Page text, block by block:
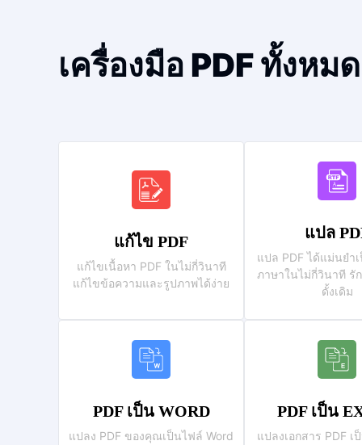
เครื่องมือ PDF ทั้งหม
แก้ไข PDF
แก้ไขเนื้อหา PDF ในไม่กี่วินาที
แก้ไขข้อความและรูปภาพได้ง่าย
แปล
แปล PDF ได้แม่นยำ
ภาษาในไม่กี่วินาที รัก
ดั้งเดิม
PDF เป็น WORD
แปลง PDF ของคุณเป็นไฟล์ Word
PDF เป็น
แปลงเอกสาร PDF